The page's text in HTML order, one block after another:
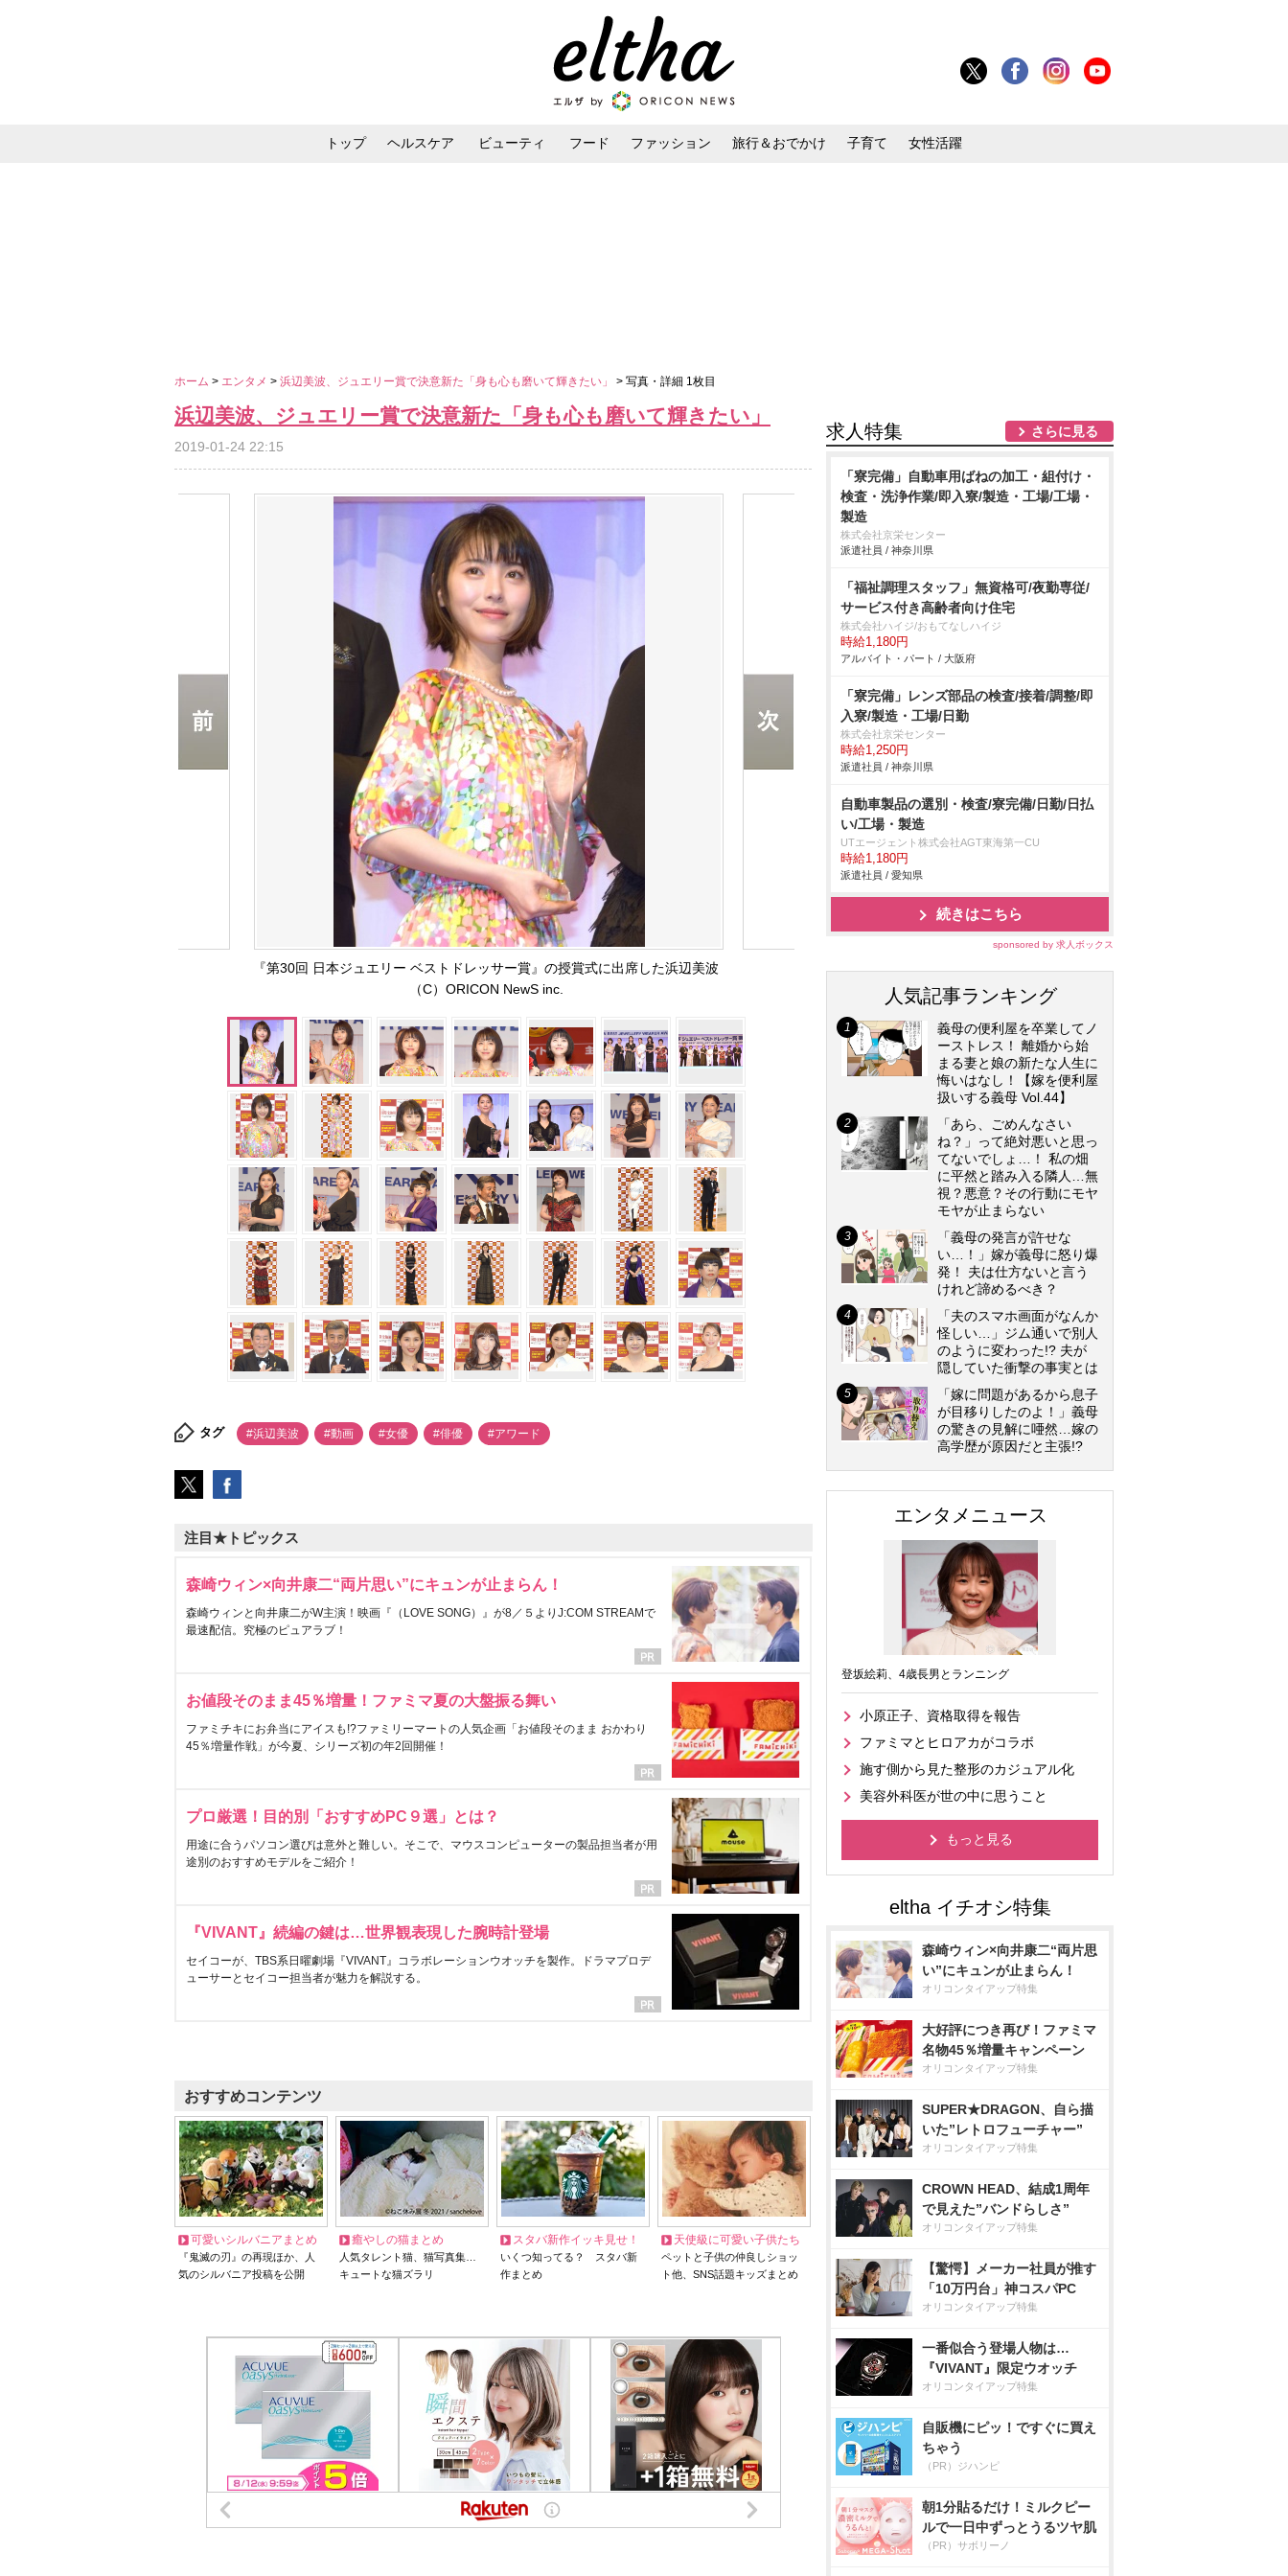
トップ ヘルスケア ビューティ フード ファッション 旅行＆おでかけ 子育て 女性活躍
ホーム > エンタメ > 浜辺美波、ジュエリー賞で決意新た「身も心も磨いて輝きたい」 > 写真・詳細 1枚目
浜辺美波、ジュエリー賞で決意新た「身も心も磨いて輝きたい」
2019-01-24 22:15
『第30回 日本ジュエリー ベストドレッサー賞』の授賞式に出席した浜辺美波
（C）ORICON NewS inc.
タグ #浜辺美波 #動画 #女優 #俳優 #アワード
注目★トピックス
森崎ウィン×向井康二“両片思い”にキュンが止まらん！
森崎ウィンと向井康二がW主演！映画『（LOVE SONG）』が8／５よりJ:COM STREAMで
最速配信。究極のピュアラブ！
お値段そのまま45％増量！ファミマ夏の大盤振る舞い
ファミチキにお弁当にアイスも!?ファミリーマートの人気企画「お値段そのまま おかわり
45％増量作戦」が今夏、シリーズ初の年2回開催！
プロ厳選！目的別「おすすめPC９選」とは？
用途に合うパソコン選びは意外と難しい。そこで、マウスコンピューターの製品担当者が用
途別のおすすめモデルをご紹介！
『VIVANT』続編の鍵は…世界観表現した腕時計登場
セイコーが、TBS系日曜劇場『VIVANT』コラボレーションウオッチを製作。ドラマプロデ
ューサーとセイコー担当者が魅力を解説する。
おすすめコンテンツ
可愛いシルバニアまとめ
『鬼滅の刃』の再現ほか、人
気のシルバニア投稿を公開
癒やしの猫まとめ
人気タレント猫、猫写真集…
キュートな猫ズラリ
スタバ新作イッキ見せ！
いくつ知ってる？ スタバ新
作まとめ
天使級に可愛い子供たち
ペットと子供の仲良しショッ
ト他、SNS話題キッズまとめ
求人特集 さらに見る
「寮完備」自動車用ばねの加工・組付け・
検査・洗浄作業/即入寮/製造・工場/工場・
製造
株式会社京栄センター
派遣社員 / 神奈川県
「福祉調理スタッフ」無資格可/夜勤専従/
サービス付き高齢者向け住宅
株式会社ハイジ/おもてなしハイジ
時給1,180円
アルバイト・パート / 大阪府
「寮完備」レンズ部品の検査/接着/調整/即
入寮/製造・工場/日勤
株式会社京栄センター
時給1,250円
派遣社員 / 神奈川県
自動車製品の選別・検査/寮完備/日勤/日払
い/工場・製造
UTエージェント株式会社AGT東海第一CU
時給1,180円
派遣社員 / 愛知県
続きはこちら
sponsored by 求人ボックス
人気記事ランキング
義母の便利屋を卒業してノ
ーストレス！ 離婚から始
まる妻と娘の新たな人生に
悔いはなし！【嫁を便利屋
扱いする義母 Vol.44】
「あら、ごめんなさい
ね？」って絶対悪いと思っ
てないでしょ…！ 私の畑
に平然と踏み入る隣人…無
視？悪意？その行動にモヤ
モヤが止まらない
「義母の発言が許せな
い…！」嫁が義母に怒り爆
発！ 夫は仕方ないと言う
けれど諦めるべき？
「夫のスマホ画面がなんか
怪しい…」ジム通いで別人
のように変わった!? 夫が
隠していた衝撃の事実とは
「嫁に問題があるから息子
が目移りしたのよ！」義母
の驚きの見解に唖然…嫁の
高学歴が原因だと主張!?
エンタメニュース
登坂絵莉、4歳長男とランニング
小原正子、資格取得を報告
ファミマとヒロアカがコラボ
施す側から見た整形のカジュアル化
美容外科医が世の中に思うこと
もっと見る
森崎ウィン×向井康二“両片思
い”にキュンが止まらん！
オリコンタイアップ特集
大好評につき再び！ファミマ
名物45％増量キャンペーン
オリコンタイアップ特集
SUPER★DRAGON、自ら描
いた”レトロフューチャー”
オリコンタイアップ特集
CROWN HEAD、結成1周年
で見えた”バンドらしさ”
オリコンタイアップ特集
【驚愕】メーカー社員が推す
「10万円台」神コスパPC
オリコンタイアップ特集
一番似合う登場人物は…
『VIVANT』限定ウオッチ
オリコンタイアップ特集
自販機にピッ！ですぐに買え
ちゃう
（PR）ジハンピ
朝1分貼るだけ！ミルクピー
ルで一日中ずっとうるツヤ肌
（PR）サボリーノ